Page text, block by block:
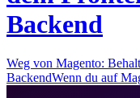
Backend
Weg von Magento:
BackendWenn du auf